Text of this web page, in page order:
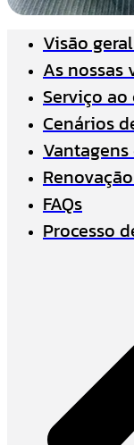
Visão
As nossas
Serviço
Cenários
FAQs
Processo